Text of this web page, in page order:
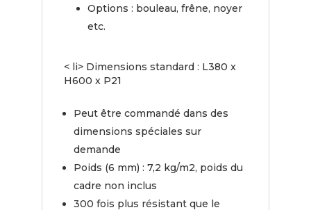
Options : bouleau, frêne, noyer
etc.
< li> Dimensions standard : L380 x
H600 x P21
Peut être commandé dans des
dimensions spéciales sur
demande
Poids (6 mm) : 7,2 kg/m2, poids du
cadre non inclus
300 fois plus résistant que le